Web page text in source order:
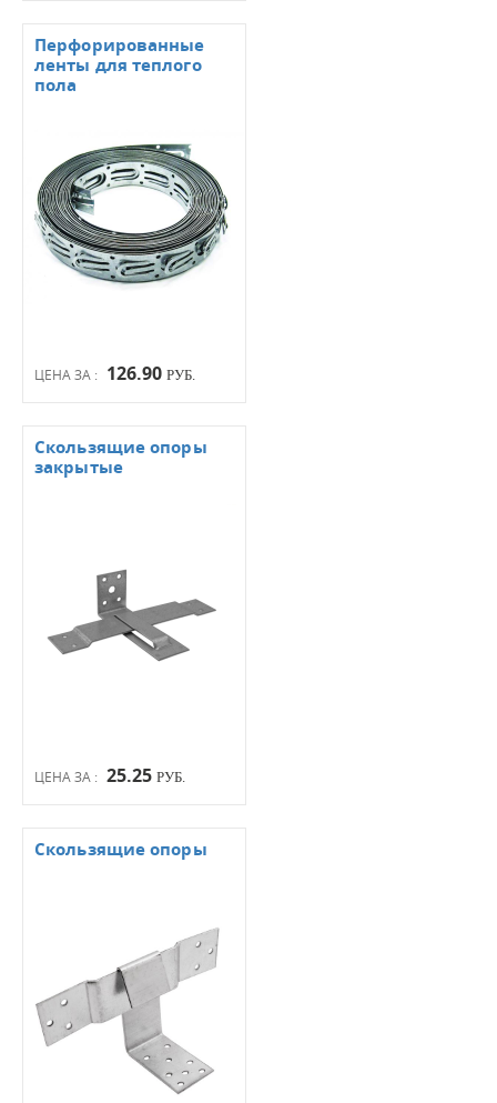
ЦЕНА ЗА : 126.90 РУБ.
Перфорированные
ленты для теплого
пола
ЦЕНА ЗА : 25.25 РУБ.
Скользящие опоры
закрытые
Скользящие опоры